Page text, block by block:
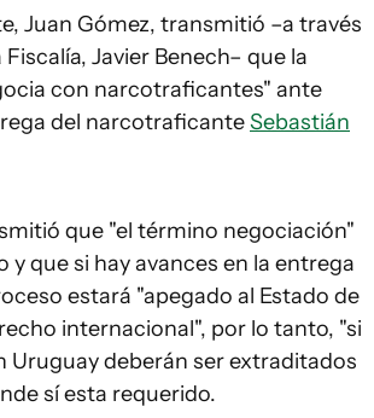
Juan Gómez, transmitió –a través
Javier Benech– que la
con narcotraficantes" ante
del narcotraficanteSebastián
que "el término negociación"
y que si hay avances en la entrega
estará "apegado al Estado de
internacional", por lo tanto, "si
Uruguay deberán ser extraditados
sí esta requerido.